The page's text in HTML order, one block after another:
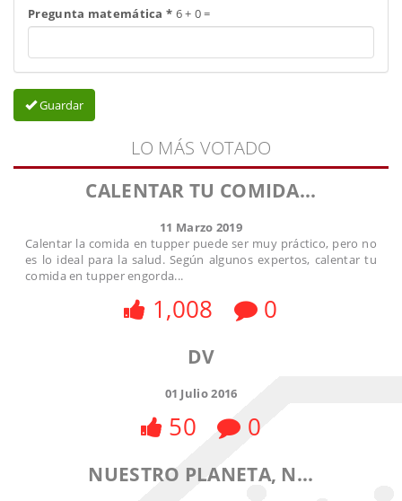
Pregunta matemática * 6 + 0 =
Guardar
LO MÁS VOTADO
CALENTAR TU COMIDA...
11 Marzo 2019
Calentar la comida en tupper puede ser muy práctico, pero no
es lo ideal para la salud. Según algunos expertos, calentar tu
comida en tupper engorda...
1,008 0
DV
01 Julio 2016
50 0
NUESTRO PLANETA, N...